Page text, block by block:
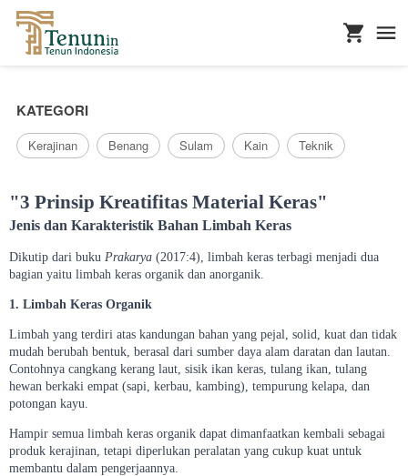
KATEGORI
Kerajinan Benang Sulam Kain Teknik
"3 Prinsip Kreatifitas Material Keras"
Jenis dan Karakteristik Bahan Limbah Keras
Dikutip dari buku Prakarya (2017:4), limbah keras terbagi menjadi dua
bagian yaitu limbah keras organik dan anorganik.
1. Limbah Keras Organik
Limbah yang terdiri atas kandungan bahan yang pejal, solid, kuat dan tidak
mudah berubah bentuk, berasal dari sumber daya alam daratan dan lautan.
Contohnya cangkang kerang laut, sisik ikan keras, tulang ikan, tulang
hewan berkaki empat (sapi, kerbau, kambing), tempurung kelapa, dan
potongan kayu.
Hampir semua limbah keras organik dapat dimanfaatkan kembali sebagai
produk kerajinan, tetapi diperlukan peralatan yang cukup kuat untuk
membantu dalam pengerjaannya.